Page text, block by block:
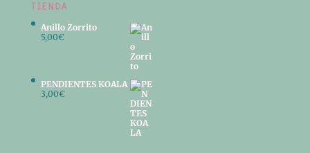
TIENDA
Anillo Zorrito
5,00€
PENDIENTES KOALA
3,00€